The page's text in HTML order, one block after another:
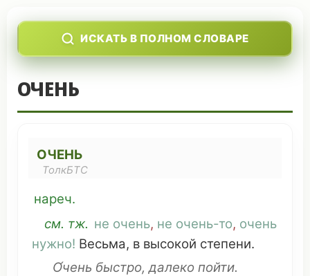
ИСКАТЬ В ПОЛНОМ СЛОВАРЕ
ОЧЕНЬ
ОЧЕНЬ
ТолкБТС
нареч.
см. тж. не очень, не очень-то, очень
нужно! Весьма, в высокой степени.
О́чень быстро,далеко пойти.